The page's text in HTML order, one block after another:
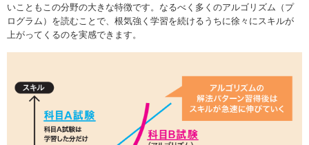
いこともこの分野の大きな特徴です。なるべく多くのアルゴリズム（プ
ログラム）を読むことで、根気強く学習を続けるうちに徐々にスキルが
上がってくるのを実感できます。